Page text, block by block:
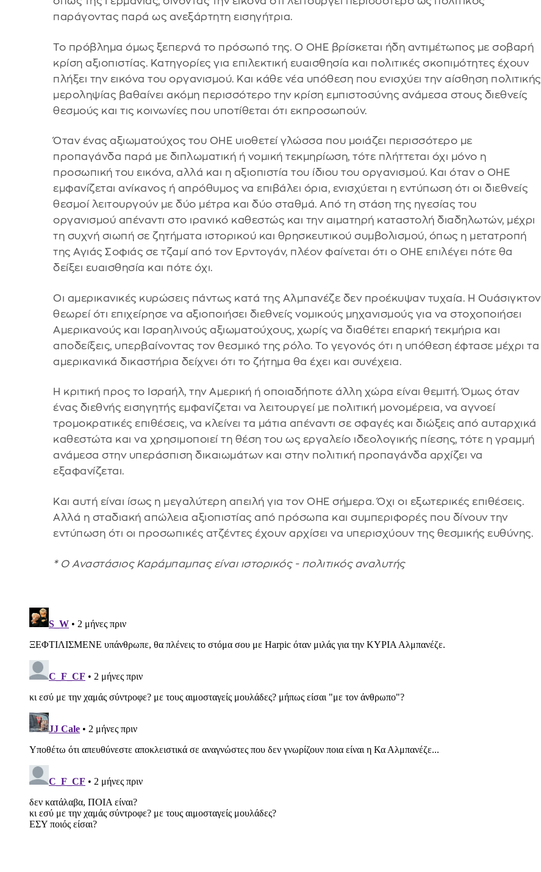
παράγοντας παρά ως ανεξάρτητη εισηγήτρια.
Το πρόβλημα όμως ξεπερνά το πρόσωπό της. Ο ΟΗΕ βρίσκεται ήδη αντιμέτωπος με σοβαρή
κρίση αξιοπιστίας. Κατηγορίες για επιλεκτική ευαισθησία και πολιτικές σκοπιμότητες έχουν
πλήξει την εικόνα του οργανισμού. Και κάθε νέα υπόθεση που ενισχύει την αίσθηση πολιτικής
μεροληψίας βαθαίνει ακόμη περισσότερο την κρίση εμπιστοσύνης ανάμεσα στους διεθνείς
θεσμούς και τις κοινωνίες που υποτίθεται ότι εκπροσωπούν.
Όταν ένας αξιωματούχος του ΟΗΕ υιοθετεί γλώσσα που μοιάζει περισσότερο με
προπαγάνδα παρά με διπλωματική ή νομική τεκμηρίωση, τότε πλήττεται όχι μόνο η
προσωπική του εικόνα, αλλά και η αξιοπιστία του ίδιου του οργανισμού. Και όταν ο ΟΗΕ
εμφανίζεται ανίκανος ή απρόθυμος να επιβάλει όρια, ενισχύεται η εντύπωση ότι οι διεθνείς
θεσμοί λειτουργούν με δύο μέτρα και δύο σταθμά. Από τη στάση της ηγεσίας του
οργανισμού απέναντι στο ιρανικό καθεστώς και την αιματηρή καταστολή διαδηλωτών, μέχρι
τη συχνή σιωπή σε ζητήματα ιστορικού και θρησκευτικού συμβολισμού, όπως η μετατροπή
της Αγιάς Σοφιάς σε τζαμί από τον Ερντογάν, πλέον φαίνεται ότι ο ΟΗΕ επιλέγει πότε θα
δείξει ευαισθησία και πότε όχι.
Οι αμερικανικές κυρώσεις πάντως κατά της Αλμπανέζε δεν προέκυψαν τυχαία. Η Ουάσιγκτον
θεωρεί ότι επιχείρησε να αξιοποιήσει διεθνείς νομικούς μηχανισμούς για να στοχοποιήσει
Αμερικανούς και Ισραηλινούς αξιωματούχους, χωρίς να διαθέτει επαρκή τεκμήρια και
αποδείξεις, υπερβαίνοντας τον θεσμικό της ρόλο. Το γεγονός ότι η υπόθεση έφτασε μέχρι τα
αμερικανικά δικαστήρια δείχνει ότι το ζήτημα θα έχει και συνέχεια.
Η κριτική προς το Ισραήλ, την Αμερική ή οποιαδήποτε άλλη χώρα είναι θεμιτή. Όμως όταν
ένας διεθνής εισηγητής εμφανίζεται να λειτουργεί με πολιτική μονομέρεια, να αγνοεί
τρομοκρατικές επιθέσεις, να κλείνει τα μάτια απέναντι σε σφαγές και διώξεις από αυταρχικά
καθεστώτα και να χρησιμοποιεί τη θέση του ως εργαλείο ιδεολογικής πίεσης, τότε η γραμμή
ανάμεσα στην υπεράσπιση δικαιωμάτων και στην πολιτική προπαγάνδα αρχίζει να
εξαφανίζεται.
Και αυτή είναι ίσως η μεγαλύτερη απειλή για τον ΟΗΕ σήμερα. Όχι οι εξωτερικές επιθέσεις.
Αλλά η σταδιακή απώλεια αξιοπιστίας από πρόσωπα και συμπεριφορές που δίνουν την
εντύπωση ότι οι προσωπικές ατζέντες έχουν αρχίσει να υπερισχύουν της θεσμικής ευθύνης.
* Ο Αναστάσιος Καράμπαμπας είναι ιστορικός - πολιτικός αναλυτής